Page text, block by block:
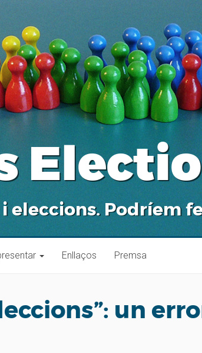
eleccions. Podríem
Enllaços Premsa
un